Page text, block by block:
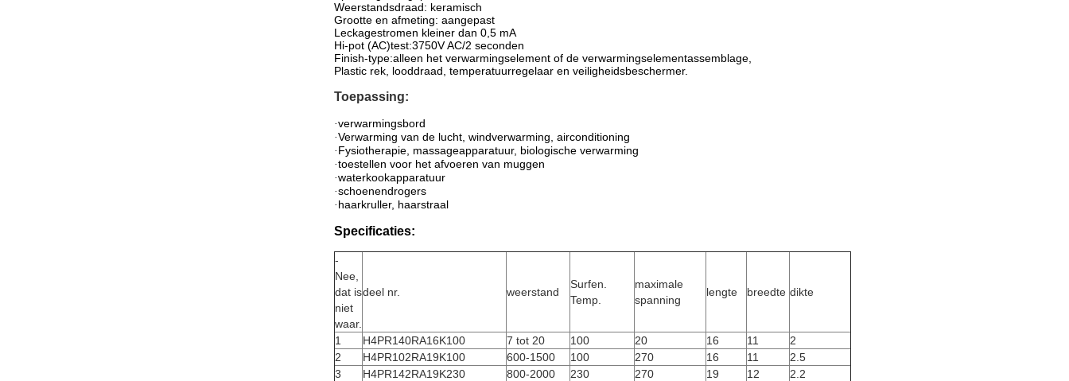
Weerstandsdraad: keramisch
Grootte en afmeting: aangepast
Leckagestromen kleiner dan 0,5 mA
Hi-pot (AC)test:3750V AC/2 seconden
Finish-type:alleen het verwarmingselement of de verwarmingselementassemblage,
Plastic rek, looddraad, temperatuurregelaar en veiligheidsbeschermer.
Toepassing:
·verwarmingsbord
·Verwarming van de lucht, windverwarming, airconditioning
· Fysiotherapie, massageapparatuur, biologische verwarming
·toestellen voor het afvoeren van muggen
·waterkookapparatuur
·schoenendrogers
· haarkruller, haarstraal
Specificaties:
-
Nee,
dat is
niet
waar.
deel nr. weerstand
Surfen.
Temp.
maximale
spanning
lengte breedte dikte
1 H4PR140RA16K100 7 tot 20 100 20 16 11
2
2
H4PR102RA19K100 600-1500 100 270 16 11
2.5
3
H4PR142RA19K230 800-2000 230 270 19 12
2.2